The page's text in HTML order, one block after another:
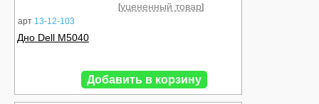
арт 13-12-103
[уцененный товар]
Дно Dell M5040
Добавить в корзину